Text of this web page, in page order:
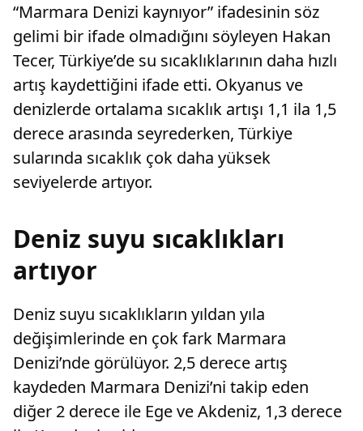
“Marmara Denizi kaynıyor” ifadesinin söz
gelimi bir ifade olmadığını söyleyen Hakan
Tecer, Türkiye’de su sıcaklıklarının daha hızlı
artış kaydettiğini ifade etti. Okyanus ve
denizlerde ortalama sıcaklık artışı 1,1 ila 1,5
derece arasında seyrederken, Türkiye
sularında sıcaklık çok daha yüksek
seviyelerde artıyor.
Deniz suyu sıcaklıkları
artıyor
Deniz suyu sıcaklıkların yıldan yıla
değişimlerinde en çok fark Marmara
Denizi’nde görülüyor. 2,5 derece artış
kaydeden Marmara Denizi’ni takip eden
diğer 2 derece ile Ege ve Akdeniz, 1,3 derece